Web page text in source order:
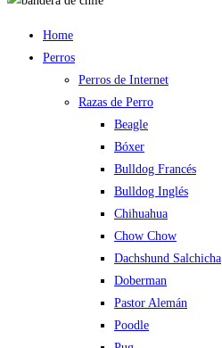
Home
Perros
Perros de Internet
Razas de Perro
Beagle
Bóxer
Bulldog Francés
Bulldog Inglés
Chihuahua
Chow Chow
Dachshund Salchicha
Doberman
Pastor Alemán
Poodle